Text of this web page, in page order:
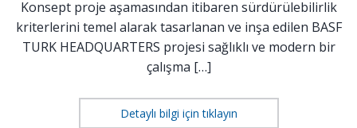
Konsept proje aşamasından itibaren sürdürülebilirlik
kriterlerini temel alarak tasarlanan ve inşa edilen BASF
TURK HEADQUARTERS projesi sağlıklı ve modern bir
çalışma […]
Detaylı bilgi için tıklayın